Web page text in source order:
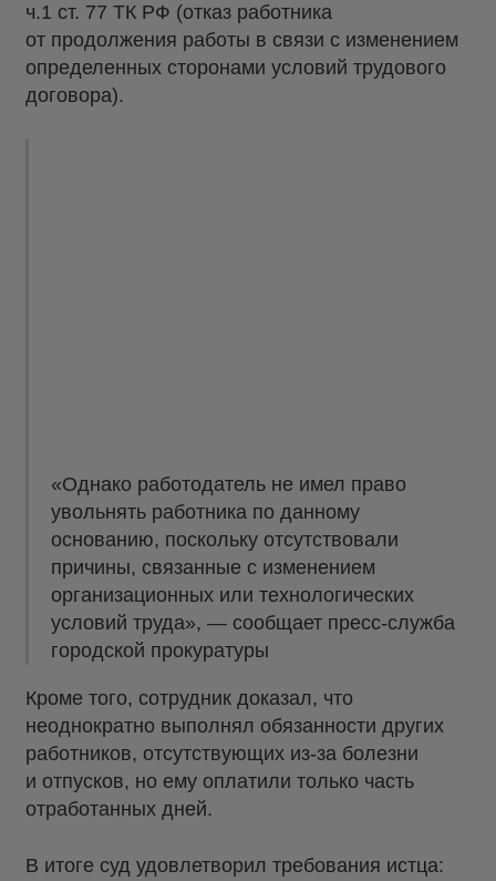
ч.1 ст. 77 ТК РФ (отказ работника
от продолжения работы в связи с изменением
определенных сторонами условий трудового
договора).
«Однако работодатель не имел право
увольнять работника по данному
основанию, поскольку отсутствовали
причины, связанные с изменением
организационных или технологических
условий труда», — сообщает пресс-служба
городской прокуратуры
Кроме того, сотрудник доказал, что
неоднократно выполнял обязанности других
работников, отсутствующих из-за болезни
и отпусков, но ему оплатили только часть
отработанных дней.
В итоге суд удовлетворил требования истца: